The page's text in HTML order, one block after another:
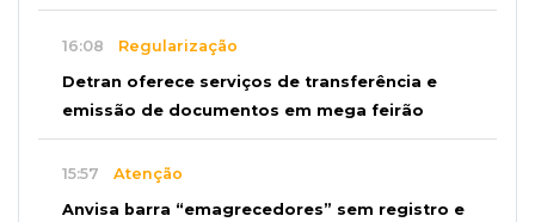
16:08 Regularização
Detran oferece serviços de transferência e
emissão de documentos em mega feirão
15:57 Atenção
Anvisa barra “emagrecedores” sem registro e